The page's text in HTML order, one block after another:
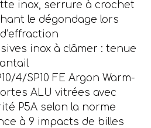
inox, serrure à crochet
le dégondage lors
inox à clâmer : tenue
4/SP10 FE Argon Warm-
ALU vitrées avec
P5A selon la norme
à 9 impacts de billes